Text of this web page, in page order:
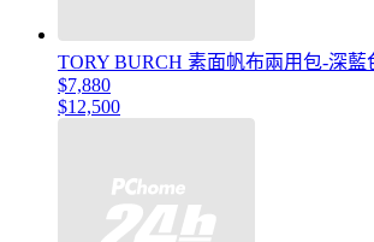
TORY BURCH 素面帆布兩用包-深藍
$7,880
$12,500